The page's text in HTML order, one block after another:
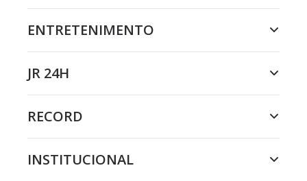
ENTRETENIMENTO
JR 24H
RECORD
INSTITUCIONAL